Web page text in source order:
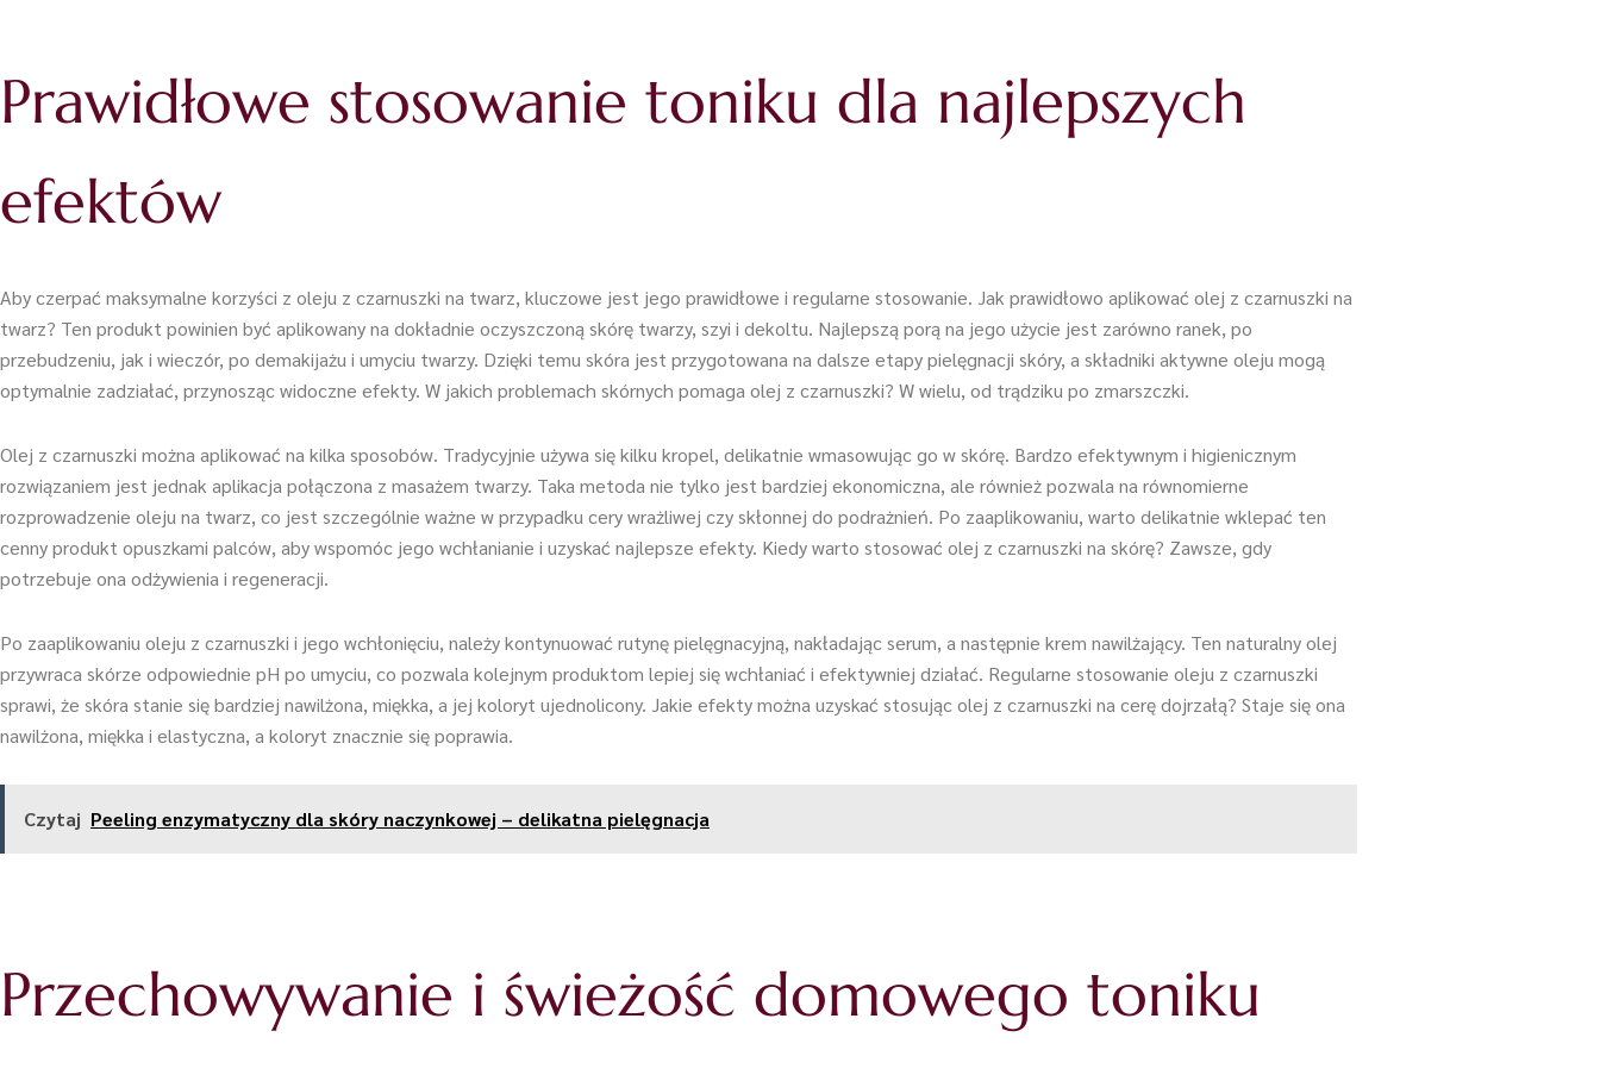
Prawidłowe stosowanie toniku dla najlepszych
efektów
Aby czerpać maksymalne korzyści z oleju z czarnuszki na twarz, kluczowe jest jego prawidłowe i regularne stosowanie. Jak prawidłowo aplikować olej z czarnuszki na
twarz? Ten produkt powinien być aplikowany na dokładnie oczyszczoną skórę twarzy, szyi i dekoltu. Najlepszą porą na jego użycie jest zarówno ranek, po
przebudzeniu, jak i wieczór, po demakijażu i umyciu twarzy. Dzięki temu skóra jest przygotowana na dalsze etapy pielęgnacji skóry, a składniki aktywne oleju mogą
optymalnie zadziałać, przynosząc widoczne efekty. W jakich problemach skórnych pomaga olej z czarnuszki? W wielu, od trądziku po zmarszczki.
Olej z czarnuszki można aplikować na kilka sposobów. Tradycyjnie używa się kilku kropel, delikatnie wmasowując go w skórę. Bardzo efektywnym i higienicznym
rozwiązaniem jest jednak aplikacja połączona z masażem twarzy. Taka metoda nie tylko jest bardziej ekonomiczna, ale również pozwala na równomierne
rozprowadzenie oleju na twarz, co jest szczególnie ważne w przypadku cery wrażliwej czy skłonnej do podrażnień. Po zaaplikowaniu, warto delikatnie wklepać ten
cenny produkt opuszkami palców, aby wspomóc jego wchłanianie i uzyskać najlepsze efekty. Kiedy warto stosować olej z czarnuszki na skórę? Zawsze, gdy
potrzebuje ona odżywienia i regeneracji.
Po zaaplikowaniu oleju z czarnuszki i jego wchłonięciu, należy kontynuować rutynę pielęgnacyjną, nakładając serum, a następnie krem nawilżający. Ten naturalny olej
przywraca skórze odpowiednie pH po umyciu, co pozwala kolejnym produktom lepiej się wchłaniać i efektywniej działać. Regularne stosowanie oleju z czarnuszki
sprawi, że skóra stanie się bardziej nawilżona, miękka, a jej koloryt ujednolicony. Jakie efekty można uzyskać stosując olej z czarnuszki na cerę dojrzałą? Staje się ona
nawilżona, miękka i elastyczna, a koloryt znacznie się poprawia.
Czytaj Peeling enzymatyczny dla skóry naczynkowej – delikatna pielęgnacja
Przechowywanie i świeżość domowego toniku